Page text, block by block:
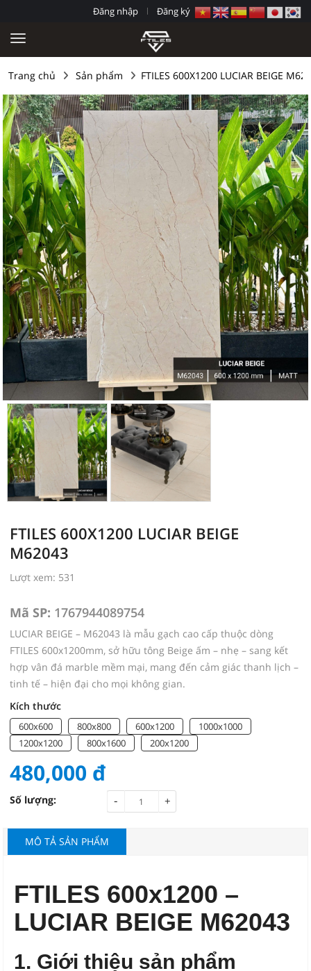
Đăng nhập Đăng ký
Trang chủ Sản phẩm FTILES 600X1200 LUCIAR BEIGE
FTILES 600X1200 LUCIAR BEIGE
M62043
Lượt xem: 531
Mã SP: 1767944089754
LUCIAR BEIGE – M62043 là mẫu gạch cao cấp thuộc dòng
FTILES 600x1200mm, sở hữu tông Beige ấm – nhẹ – sang kết
hợp vân đá marble mềm mại, mang đến cảm giác thanh lịch –
tinh tế – hiện đại cho mọi không gian.
Kích thước
600x600 800x800 600x1200
1000x1000
1200x1200
800x1600 200x1200
480,000 đ
Số lượng: +
-
MÔ TẢ SẢN PHẨM
FTILES 600x1200 –
LUCIAR BEIGE M62043
1. Giới thiệu sản phẩm